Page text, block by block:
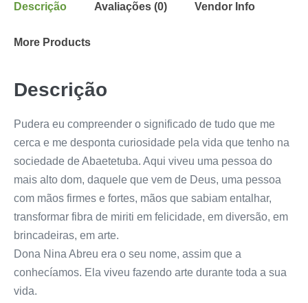
Descrição Avaliações (0) Vendor Info
More Products
Descrição
Pudera eu compreender o significado de tudo que me
cerca e me desponta curiosidade pela vida que tenho na
sociedade de Abaetetuba. Aqui viveu uma pessoa do
mais alto dom, daquele que vem de Deus, uma pessoa
com mãos firmes e fortes, mãos que sabiam entalhar,
transformar fibra de miriti em felicidade, em diversão, em
brincadeiras, em arte.
Dona Nina Abreu era o seu nome, assim que a
conhecíamos. Ela viveu fazendo arte durante toda a sua
vida.